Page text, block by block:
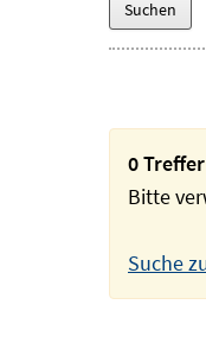
0 Treffer
Bitte
Suche